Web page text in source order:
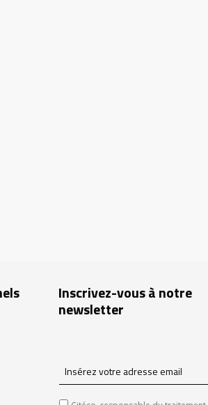
Inscrivez-vous à notre
newsletter
Insérez
votre
adresse